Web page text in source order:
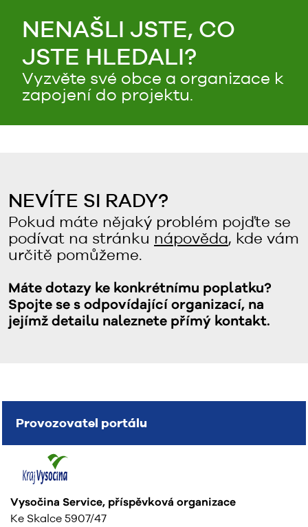
NENAŠLI JSTE, CO
JSTE HLEDALI?
Vyzvěte své obce a organizace k
zapojení do projektu.
NEVÍTE SI RADY?
Pokud máte nějaký problém pojďte se
podívat na stránku nápověda, kde vám
určitě pomůžeme.
Máte dotazy ke konkrétnímu poplatku?
Spojte se s odpovídající organizací, na
jejímž detailu naleznete přímý kontakt.
Provozovatel portálu
Vysočina Service, příspěvková organizace
Ke Skalce 5907/47